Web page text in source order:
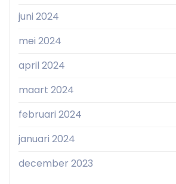
juni 2024
mei 2024
april 2024
maart 2024
februari 2024
januari 2024
december 2023